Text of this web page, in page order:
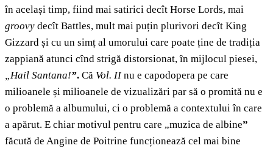
în același timp, fiind mai satirici decît Horse Lords, mai
groovy decît Battles, mult mai puțin plurivori decît King
Gizzard și cu un simț al umorului care poate ține de tradiția
zappiană atunci cînd strigă distorsionat, în mijlocul piesei,
„Hail Santana!”. Că Vol. IInu e capodopera pe care
milioanele și milioanele de vizualizări par să o promită nu e
o problemă a albumului, ci o problemă a contextului în care
a apărut. E chiar motivul pentru care „muzica de albine”
făcută de Angine de Poitrine funcționează cel mai bine